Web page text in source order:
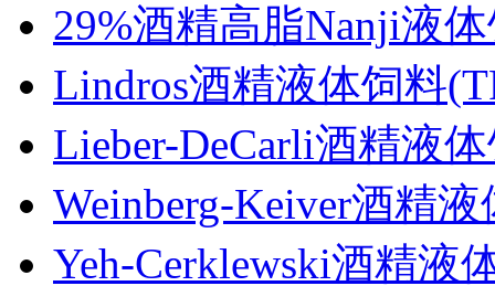
29%酒精高脂Nanji液
Lindros酒精液体饲料
Lieber-DeCarli酒精液
Weinberg-Keiver酒精
Yeh-Cerklewski酒精液